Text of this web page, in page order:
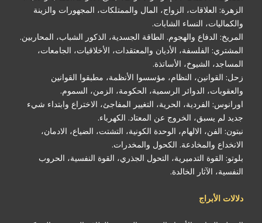
الزهرة: العلاقات، الزواج، المال والممتلكات، المجهورات والزينة
والكماليات، النساء الشابات.
المريخ: الدفاع والهجوم. الطاقة الجسدية، الذكور الشباب، المحاربين.
المشتري: الفلسفة، الأديان والمعتقدات، الأخلاقيات، الجامعات،
المساجد، الشيوخ، الأساتذة.
زحل: القوانين، النظام، مؤسسوا الأنظمة، مطبقوا القوانين
والعقوبات، الدوائر الرسمية، الحكومة، الزمن، السموم.
اورانوس: الفردية، الحرية، التغيير المفاجئ، الاختراع وابتداء شيء
جديد لم يسبق، الخروج عن المعتاد. الكهرباء.
نبتون: الفن، الالهام، الوحدة الكونية، التشتت، الضياع، الادمان،
الانخداع والمخادعة. الكحول والمخدرات.
بلوتو: القوة التدميرية، التحول الجذري، القوة النفسية، الحروب
النفسية، الآثار الخالدة.
دلالات الأبراج